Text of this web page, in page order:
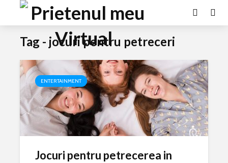
Tag - jocuri pentru petreceri
ENTERTAINMENT
Jocuri pentru petrecerea in